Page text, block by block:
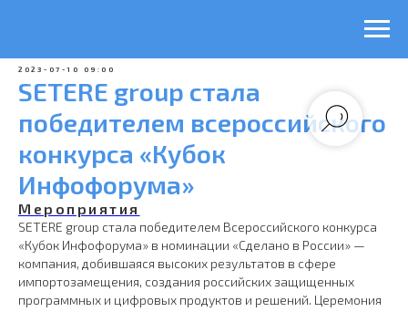
2023-07-10 09:00
SETERE group стала
победителем всероссийского
конкурса «Кубок
Инфофорума»
Мероприятия
SETERE group стала победителем Всероссийского конкурса
«Кубок Инфофорума» в номинации «Сделано в России» —
компания, добившаяся высоких результатов в сфере
импортозамещения, создания российских защищенных
программных и цифровых продуктов и решений. Церемония